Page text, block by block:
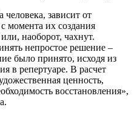
человека, зависит от
момента их создания
наоборот, чахнут.
непростое решение –
было принято, исходя из
в репертуаре. В расчет
ценность,
восстановления»,